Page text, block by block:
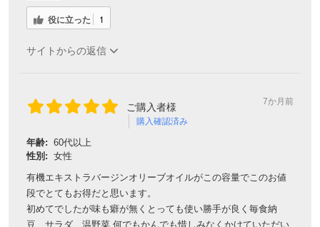
役に立った 1
サイトからの返信
ご購入者様
購入確認済み
7か月前
年齢: 60代以上
性別: 女性
有機エキストラバージンオリーブオイルがこの容量でこのお値
段でとてもお得だと思います。
初めてでしたが味も癖が無くとっても使い勝手が良く毎食納
豆、サラダ、温野菜 何でもかんでも惜しみなくかけていただい